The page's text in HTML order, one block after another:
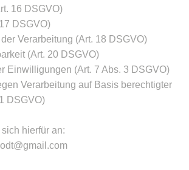
16 DSGVO)
DSGVO)
Verarbeitung (Art. 18 DSGVO)
(Art. 20 DSGVO)
Einwilligungen (Art. 7 Abs. 3 DSGVO)
Verarbeitung auf Basis berechtigter
DSGVO)
hierfür an: